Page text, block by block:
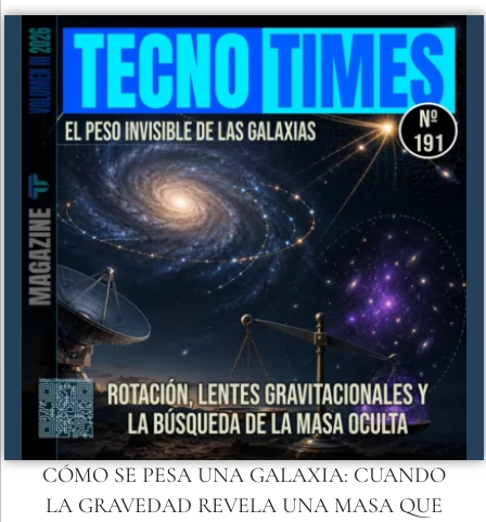
CÓMO SE PESA UNA GALAXIA: CUANDO
LA GRAVEDAD REVELA UNA MASA QUE